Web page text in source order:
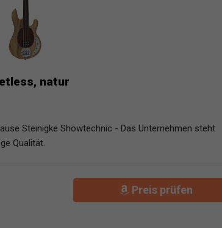
natur
Steinigke Showtechnic - Das Unternehmen steht
Qualität.
Preis prüfen